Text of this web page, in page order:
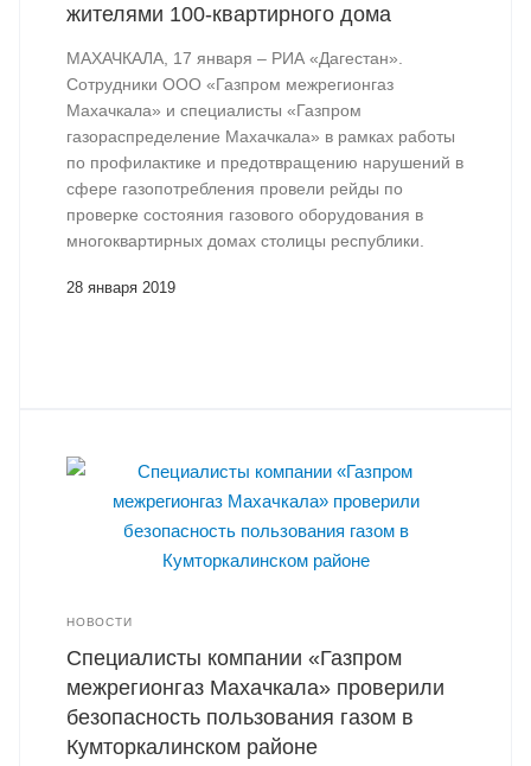
жителями 100-квартирного дома
МАХАЧКАЛА, 17 января – РИА «Дагестан».
Сотрудники ООО «Газпром межрегионгаз
Махачкала» и специалисты «Газпром
газораспределение Махачкала» в рамках работы
по профилактике и предотвращению нарушений в
сфере газопотребления провели рейды по
проверке состояния газового оборудования в
многоквартирных домах столицы республики.
28 января 2019
НОВОСТИ
Специалисты компании «Газпром
межрегионгаз Махачкала» проверили
безопасность пользования газом в
Кумторкалинском районе